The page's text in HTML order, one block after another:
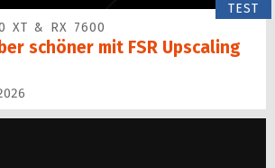
TEST
XT & RX 7600
schöner mit FSR Upscaling